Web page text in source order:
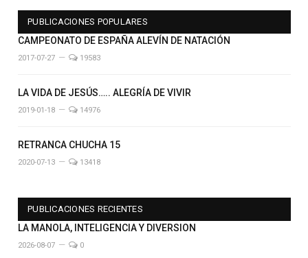
PUBLICACIONES POPULARES
CAMPEONATO DE ESPAÑA ALEVÍN DE NATACIÓN
2017-07-27 19583
LA VIDA DE JESÚS….. ALEGRÍA DE VIVIR
2019-01-18 14976
RETRANCA CHUCHA 15
2020-07-13 13418
PUBLICACIONES RECIENTES
LA MANOLA, INTELIGENCIA Y DIVERSION
2026-08-07 0